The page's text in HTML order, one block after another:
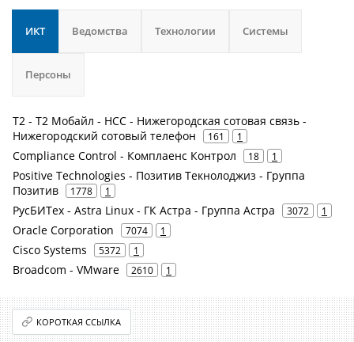
ИКТ Ведомства Технологии Системы
Персоны
Т2 - Т2 Мобайл - НСС - Нижегородская сотовая связь -
Нижегородский сотовый телефон
161 1
Compliance Control - Комплаенс Контрол 18 1
Positive Technologies - Позитив Текнолоджиз - Группа
Позитив
1778 1
РусБИТех - Astra Linux - ГК Астра - Группа Астра 3072 1
Oracle Corporation 7074 1
Cisco Systems 5372 1
Broadcom - VMware 2610 1
КОРОТКАЯ ССЫЛКА